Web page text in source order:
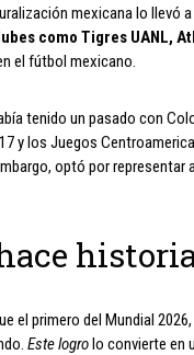
mexicana lo llevó
como Tigres UANL,
el fútbol mexicano.
tenido un pasado con
y los Juegos
optó por
el primero del Mundial
Este logrolo convierte en